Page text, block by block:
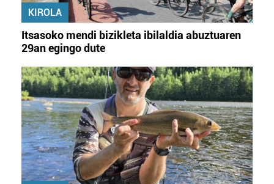
KIROLA
Itsasoko mendi bizikleta ibilaldia abuztuaren
29an egingo dute